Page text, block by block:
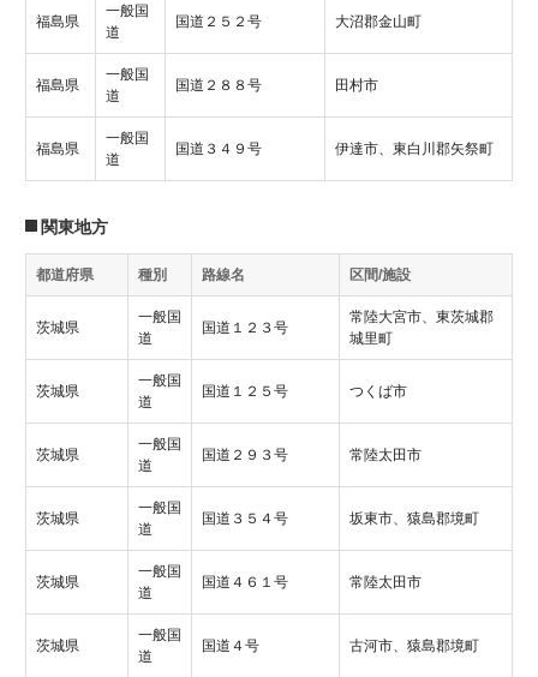
福島県
一般国
道
国道２５２号 大沼郡金山町
福島県
一般国
道
国道２８８号 田村市
福島県
一般国
道
国道３４９号 伊達市、東白川郡矢祭町
関東地方
都道府県 種別 路線名 区間/施設
茨城県
一般国
道
国道１２３号
常陸大宮市、東茨城郡
城里町
茨城県
一般国
道
国道１２５号 つくば市
茨城県
一般国
道
国道２９３号 常陸太田市
茨城県
一般国
道
国道３５４号 坂東市、猿島郡境町
茨城県
一般国
道
国道４６１号 常陸太田市
茨城県
一般国
道
国道４号 古河市、猿島郡境町